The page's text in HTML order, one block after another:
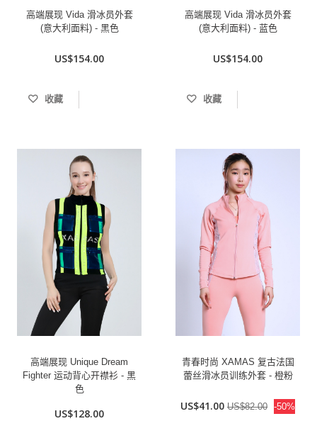
高端展现 Vida 滑冰员外套
(意大利面料) - 黑色
US$154.00
收藏
高端展现 Vida 滑冰员外套
(意大利面料) - 蓝色
US$154.00
收藏
高端展现 Unique Dream
Fighter 运动背心开襟衫 - 黑
色
US$128.00
青春时尚 XAMAS 复古法国
蕾丝滑冰员训练外套 - 橙粉
US$41.00 US$82.00 -50%